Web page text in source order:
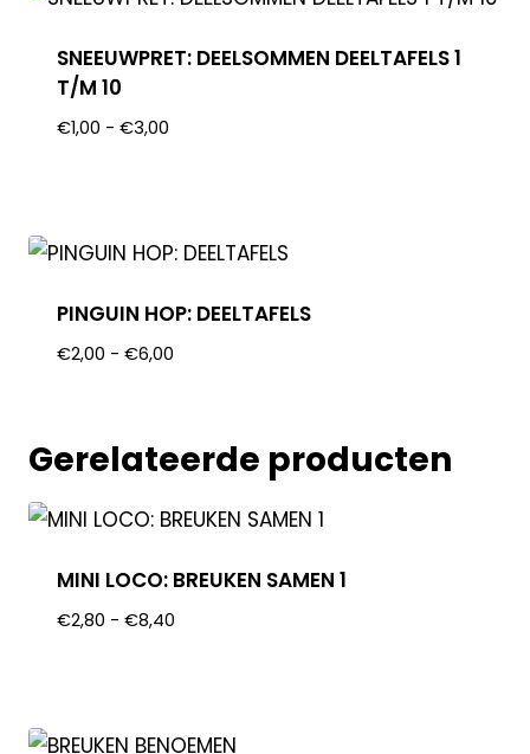
SNEEUWPRET: DEELSOMMEN DEELTAFELS 1
T/M 10
€1,00 - €3,00
PINGUIN HOP: DEELTAFELS
€2,00 - €6,00
Gerelateerde producten
MINI LOCO: BREUKEN SAMEN 1
€2,80 - €8,40